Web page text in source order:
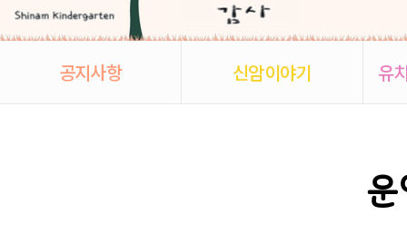
공지사항 신암이야기 유